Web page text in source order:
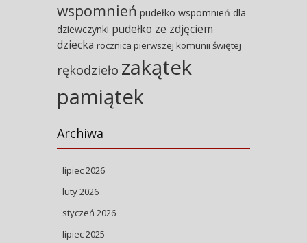
wspomnień pudełko wspomnień dla
dziewczynki pudełko ze zdjęciem
dziecka rocznica pierwszej komunii świętej
rękodzieło zakątek
pamiątek
Archiwa
lipiec 2026
luty 2026
styczeń 2026
lipiec 2025